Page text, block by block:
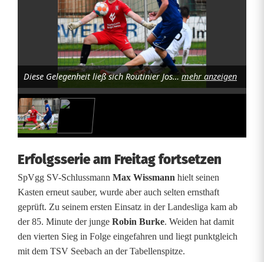
z
V
e
r
l
e
t
z
t
Diese Gelegenheit ließ sich Routinier Josef Rodler nicht entgehen und erzielte eines von zwei Toren. Foto: Werner Franken mehr anzeigen
Erfolgsserie am Freitag fortsetzen
SpVgg SV-Schlussmann Max Wissmann hielt seinen
Kasten erneut sauber, wurde aber auch selten ernsthaft
geprüft. Zu seinem ersten Einsatz in der Landesliga kam ab
der 85. Minute der junge Robin Burke. Weiden hat damit
den vierten Sieg in Folge eingefahren und liegt punktgleich
mit dem TSV Seebach an der Tabellenspitze.